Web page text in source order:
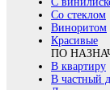
Со стеклом
Виноритом
Красивые
ПО
В квартиру
В частный